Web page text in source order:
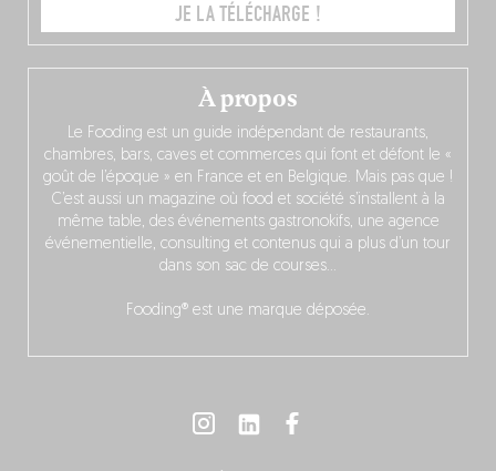
À propos
Le Fooding est un guide indépendant de restaurants,
chambres, bars, caves et commerces qui font et défont le «
goût de l’époque » en France et en Belgique. Mais pas que !
C’est aussi un magazine où food et société s’installent à la
même table, des événements gastronokifs, une agence
événementielle, consulting et contenus qui a plus d’un tour
dans son sac de courses…
Fooding® est une marque déposée.
JE LA TÉLÉCHARGE !